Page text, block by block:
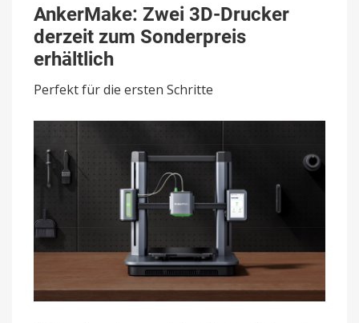
Zwei
3D-
Drucker
Sonderpreis
erhältlich
AnkerMake: Zwei 3D-Drucker
derzeit zum Sonderpreis
erhältlich
Perfekt für die ersten Schritte